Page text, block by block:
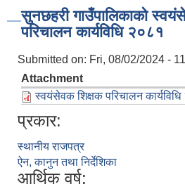
सुनछहरी गाउँपालिकाको
परिचालन कार्यविधि २०८१
Submitted on: Fri, 08/02/2024 -
Attachment
स्वयंसेवक शिक्षक परिचालन
प्रकार:
स्थानीय राजपत्र
ऐन, कानुन तथा निर्देशिका
आर्थिक वर्ष: